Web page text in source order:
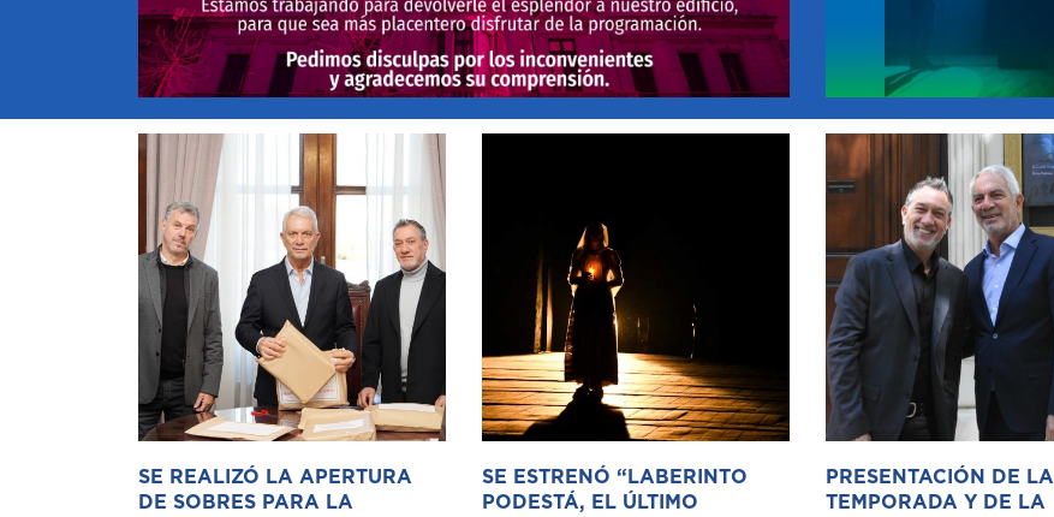
SE REALIZÓ LA APERTURA
DE SOBRES PARA LA
SE ESTRENÓ “LABERINTO
PODESTÁ, EL ÚLTIMO
PRESENTACIÓN DE LA
TEMPORADA Y DE LA